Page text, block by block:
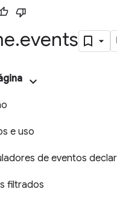
.events
e uso
de eventos
filtrados